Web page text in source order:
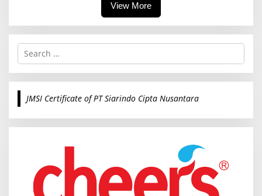
View More
S
r
c
o
JMSI Certificate of PT Siarindo Cipta Nusantara